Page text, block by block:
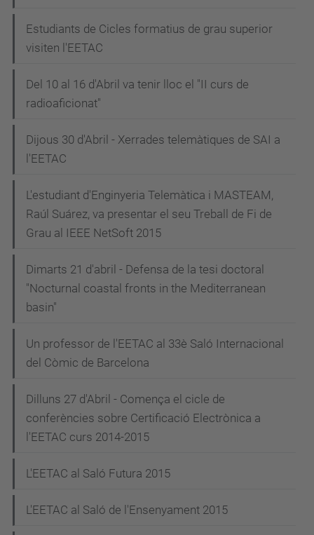
Estudiants de Cicles formatius de grau superior
visiten l'EETAC
Del 10 al 16 d'Abril va tenir lloc el "II curs de
radioaficionat"
Dijous 30 d'Abril - Xerrades telemàtiques de SAI a
l'EETAC
L'estudiant d'Enginyeria Telemàtica i MASTEAM,
Raúl Suárez, va presentar el seu Treball de Fi de
Grau al IEEE NetSoft 2015
Dimarts 21 d'abril - Defensa de la tesi doctoral
"Nocturnal coastal fronts in the Mediterranean
basin"
Un professor de l'EETAC al 33è Saló Internacional
del Còmic de Barcelona
Dilluns 27 d'Abril - Comença el cicle de
conferències sobre Certificació Electrònica a
l'EETAC curs 2014-2015
L'EETAC al Saló Futura 2015
L'EETAC al Saló de l'Ensenyament 2015